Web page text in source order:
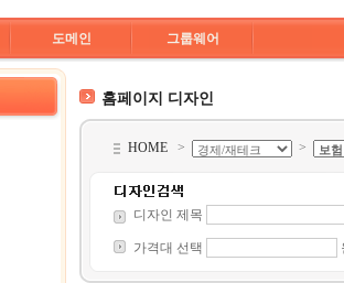
도메인 그룹웨어
홈페이지 디자인
HOME > >
디자인 제목
가격대 선택